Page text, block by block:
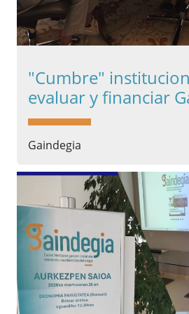
"Cumbre"
evaluar y financiar
Gaindegia